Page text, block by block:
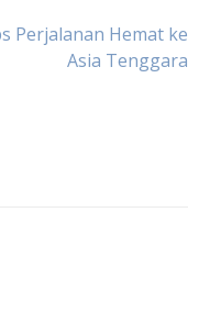
Perjalanan Hemat ke
Asia Tenggara